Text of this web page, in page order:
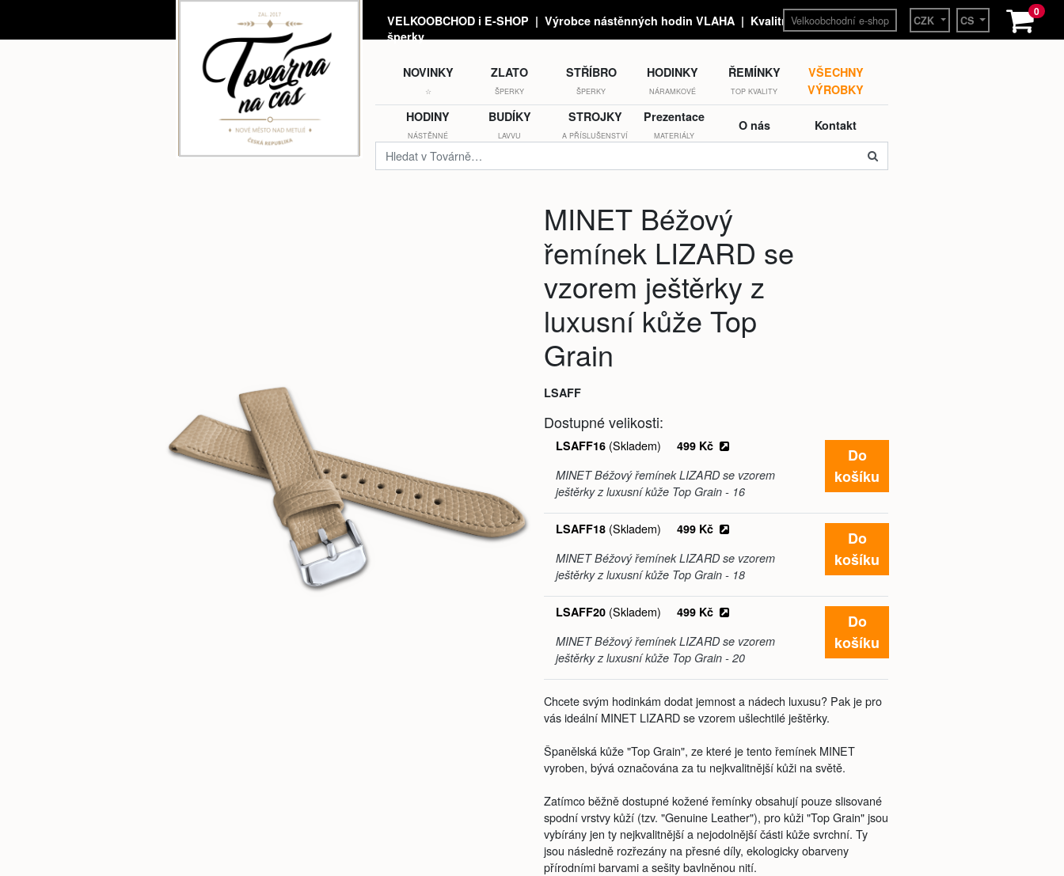
Velkoobchodní e-shop CZK CS
0
VELKOOBCHOD i E-SHOP | Výrobce nástěnných hodin VLAHA | Kvalitní hodinky a
šperky
NOVINKY
☆
ZLATO
ŠPERKY
STŘÍBRO
ŠPERKY
HODINKY
NÁRAMKOVÉ
ŘEMÍNKY
TOP KVALITY
VŠECHNY
VÝROBKY
HODINY
NÁSTĚNNÉ
BUDÍKY
LAVVU
STROJKY
A PŘÍSLUŠENSTVÍ
Prezentace
MATERIÁLY
O nás Kontakt
MINET Béžový
řemínek LIZARD se
vzorem ještěrky z
luxusní kůže Top
Grain
LSAFF
Dostupné velikosti:
LSAFF16 (Skladem)
499 Kč
MINET Béžový řemínek LIZARD se vzorem
ještěrky z luxusní kůže Top Grain - 16
Do
košíku
LSAFF18 (Skladem)
499 Kč
MINET Béžový řemínek LIZARD se vzorem
ještěrky z luxusní kůže Top Grain - 18
Do
košíku
LSAFF20 (Skladem)
499 Kč
MINET Béžový řemínek LIZARD se vzorem
ještěrky z luxusní kůže Top Grain - 20
Do
košíku
Chcete svým hodinkám dodat jemnost a nádech luxusu? Pak je pro
vás ideální MINET LIZARD se vzorem ušlechtilé ještěrky.
Španělská kůže "Top Grain", ze které je tento řemínek MINET
vyroben, bývá označována za tu nejkvalitnější kůži na světě.
Zatímco běžně dostupné kožené řemínky obsahují pouze slisované
spodní vrstvy kůží (tzv. "Genuine Leather"), pro kůži "Top Grain" jsou
vybírány jen ty nejkvalitnější a nejodolnější části kůže svrchní. Ty
jsou následně rozřezány na přesné díly, ekologicky obarveny
přírodními barvami a sešity bavlněnou nití.